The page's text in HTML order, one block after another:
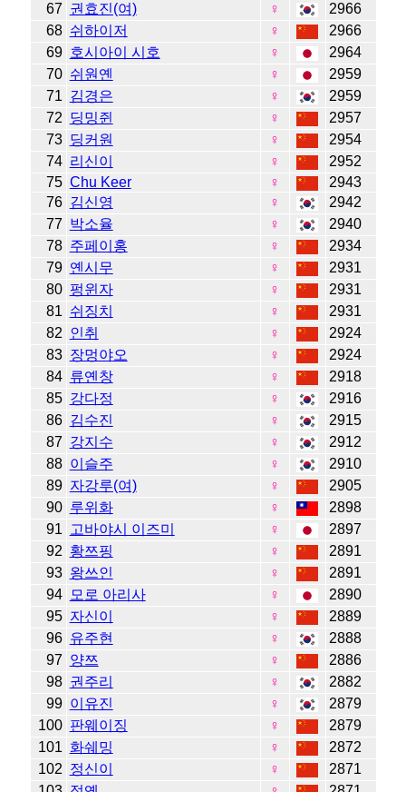
67 권효진(여) ♀
2966
68 쉬하이저 ♀
2966
69 호시아이 시호 ♀
2964
70 쉬원옌 ♀
2959
71 김경은 ♀
2959
72 딩밍쥔 ♀
2957
73 딩커원 ♀
2954
74 리신이 ♀
2952
75 Chu Keer ♀
2943
76 김신영 ♀
2942
77 박소율 ♀
2940
78 주페이홍 ♀
2934
79 옌시무 ♀
2931
80 펑윈자 ♀
2931
81 쉬징치 ♀
2931
82 인취 ♀
2924
83 장멍야오 ♀
2924
84 류옌창 ♀
2918
85 강다정 ♀
2916
86 김수진 ♀
2915
87 강지수 ♀
2912
88 이슬주 ♀
2910
89 자강루(여) ♀
2905
90 루위화 ♀
2898
91
고바야시 이즈미 ♀
2897
92 황쯔핑 ♀
2891
93 왕쓰인 ♀
2891
94
모로 아리사 ♀
2890
95 자신이 ♀
2889
96 유주현 ♀
2888
97 양쯔 ♀
2886
98 권주리 ♀
2882
99 이유진 ♀
2879
100 판웨이징 ♀
2879
101 화쉐밍 ♀
2872
102 정신이 ♀
2871